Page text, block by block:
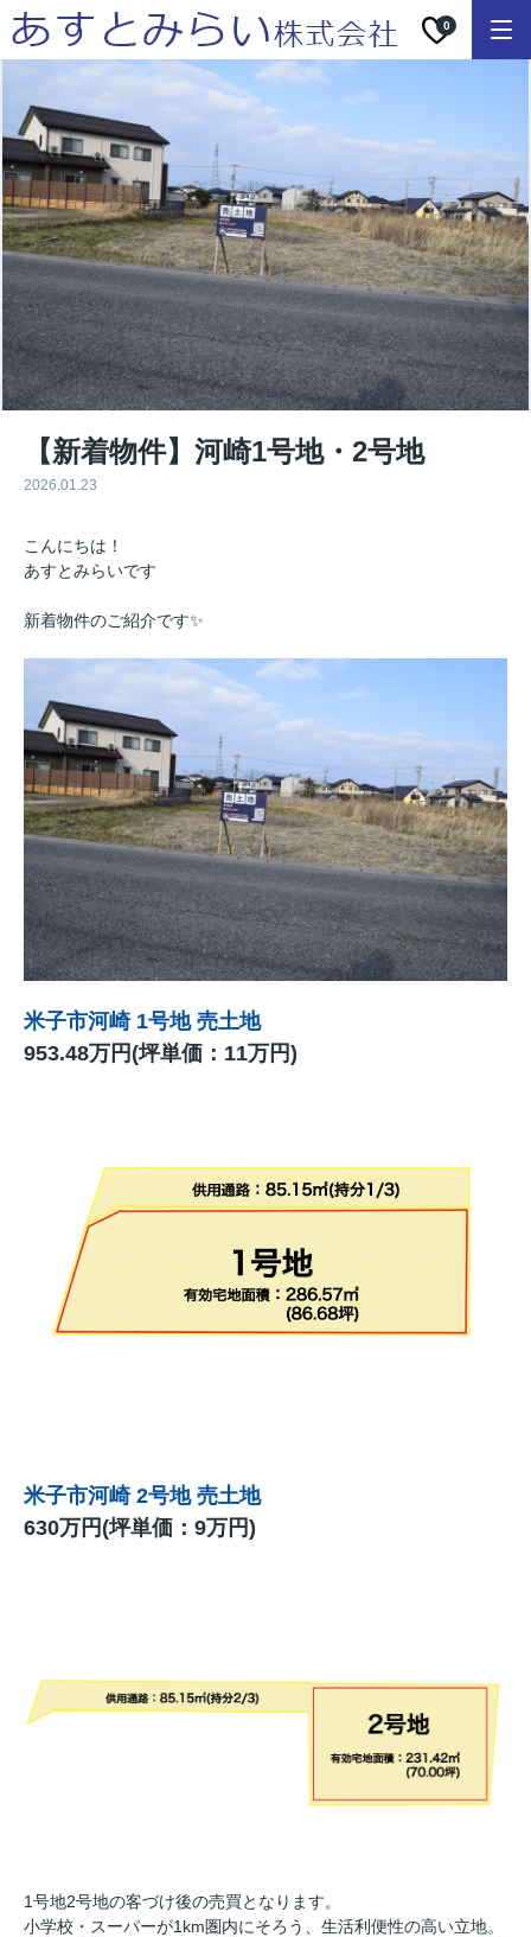
0
【新着物件】河崎1号地・2号地
2026.01.23
こんにちは！
あすとみらいです
新着物件のご紹介です✨
米子市河崎 1号地 売土地
953.48万円(坪単価：11万円)
米子市河崎 2号地 売土地
630万円(坪単価：9万円)
1号地2号地の客づけ後の売買となります。
小学校・スーパーが1km圏内にそろう、生活利便性の高い立地。